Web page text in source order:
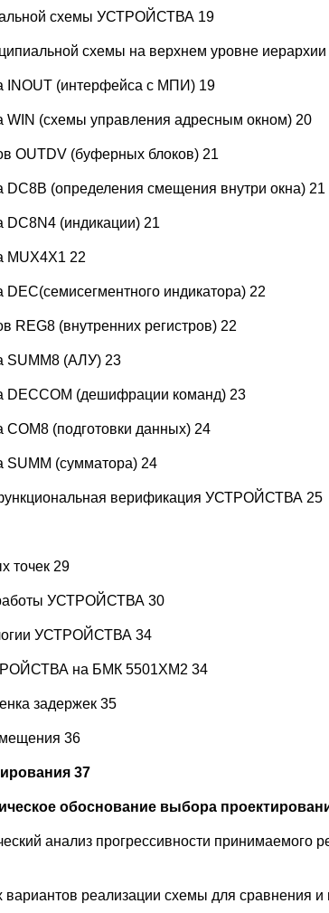
схемы УСТРОЙСТВА 19
схемы на верхнем уровне иерархии
INOUT (интерфейса с МПИ) 19
WIN (схемы управления адресным окном) 20
OUTDV (буферных блоков) 21
DC8B (определения смещения внутри окна) 21
DC8N4 (индикации) 21
MUX4X1 22
DEC(семисегментного индикатора) 22
REG8 (внутренних регистров) 22
SUMM8 (АЛУ) 23
DECCOM (дешифрации команд) 23
COM8 (подготовки данных) 24
SUMM (cумматора) 24
верификация УСТРОЙСТВА 25
точек 29
УСТРОЙСТВА 30
УСТРОЙСТВА 34
на БМК 5501ХМ2 34
задержек 35
36
37
обоснование выбора
анализ прогрессивности
реализации схемы для сравнения